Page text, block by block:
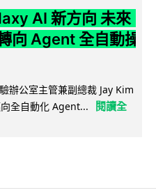
AI 新方向 未來
向 Agent 全自動操
辦公室主管兼副總裁 Jay Kim
全自動化 Agent...
閱讀全